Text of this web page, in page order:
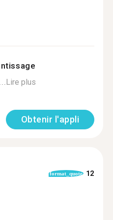
Lire plus
Obtenir l'appli
format_quote 12